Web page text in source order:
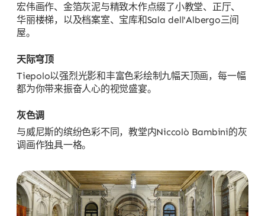
宏伟画作、金箔灰泥与精致木作点缀了小教堂、正厅、
华丽楼梯，以及档案室、宝库和Sala dell'Albergo三间
屋。
天际穹顶
Tiepolo以强烈光影和丰富色彩绘制九幅天顶画，每一幅
都为你带来振奋人心的视觉盛宴。
灰色调
与威尼斯的缤纷色彩不同，教堂内Niccolò Bambini的灰
调画作独具一格。